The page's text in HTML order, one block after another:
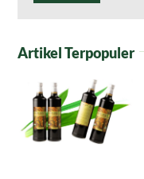
Artikel Terpopuler